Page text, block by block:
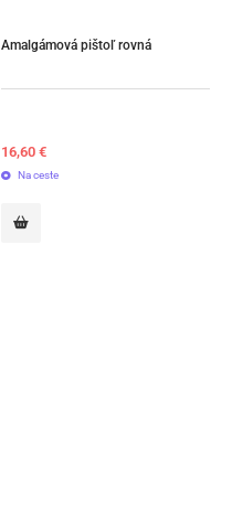
Amalgámová pištoľ rovná
16,60 €
Na ceste